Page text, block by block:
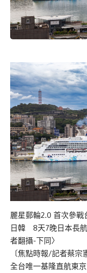
麗星郵輪2.0 首次參
日韓 8天7晚日本長
者翻攝-下同〉
〔焦點時報/記者蔡宗
全台唯一基隆直航東